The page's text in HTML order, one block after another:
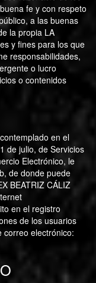
fe y con respeto
a las buenas
la propia LA
y fines para los que
responsabilidades,
o lucro
o contenidos
en el
de julio, de Servicios
Electrónico, le
de donde puede
BEATRIZ CÁLIZ
en el registro
de los usuarios
correo electrónico: